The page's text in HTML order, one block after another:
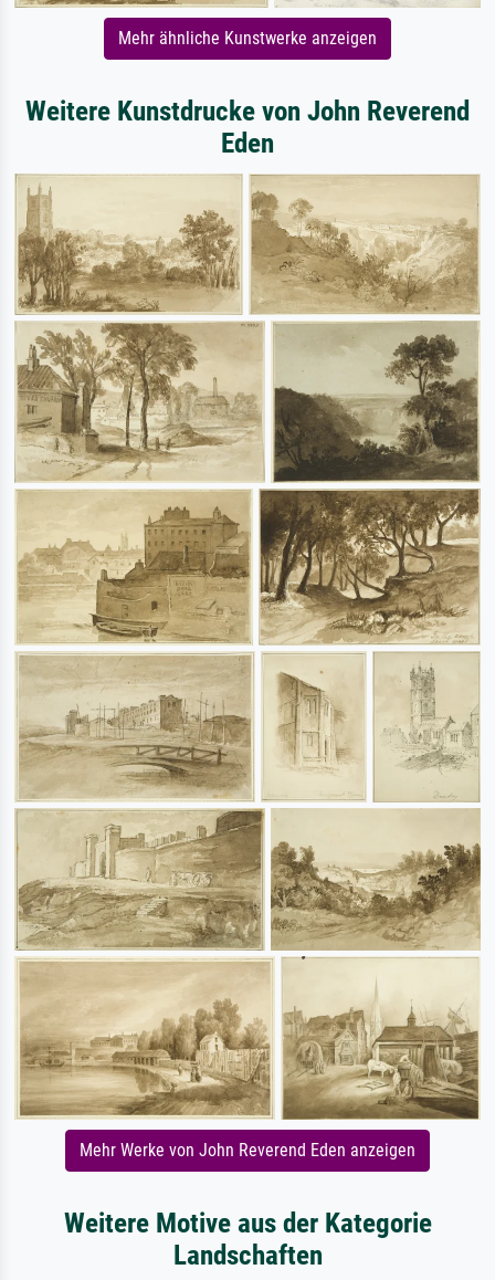
Mehr ähnliche Kunstwerke anzeigen
Weitere Kunstdrucke von John Reverend
Eden
Mehr Werke von John Reverend Eden anzeigen
Weitere Motive aus der Kategorie
Landschaften